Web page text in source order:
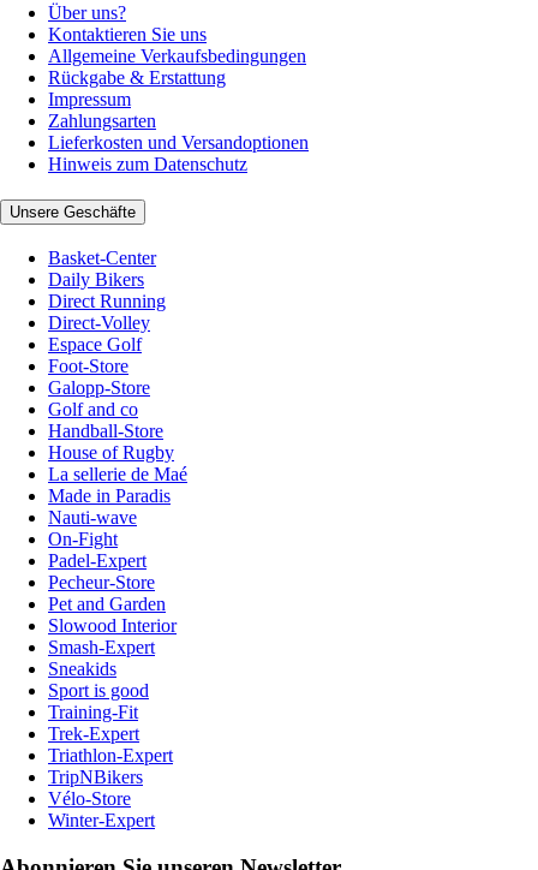
Über uns?
Kontaktieren Sie uns
Allgemeine Verkaufsbedingungen
Rückgabe & Erstattung
Impressum
Zahlungsarten
Lieferkosten und Versandoptionen
Hinweis zum Datenschutz
Unsere Geschäfte
Basket-Center
Daily Bikers
Direct Running
Direct-Volley
Espace Golf
Foot-Store
Galopp-Store
Golf and co
Handball-Store
House of Rugby
La sellerie de Maé
Made in Paradis
Nauti-wave
On-Fight
Padel-Expert
Pecheur-Store
Pet and Garden
Slowood Interior
Smash-Expert
Sneakids
Sport is good
Training-Fit
Trek-Expert
Triathlon-Expert
TripNBikers
Vélo-Store
Winter-Expert